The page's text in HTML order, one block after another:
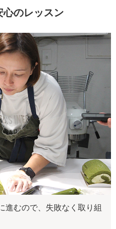
心のレッスン
進むので、失敗なく取り組